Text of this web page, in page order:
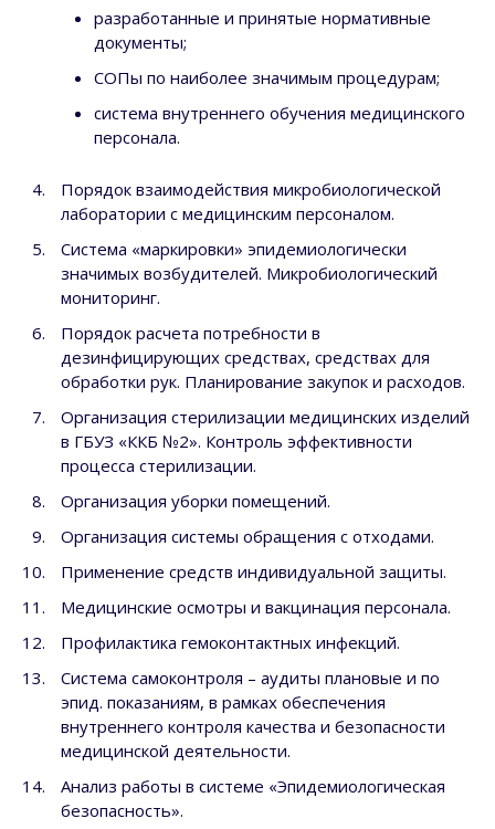
разработанные и принятые нормативные
документы;
СОПы по наиболее значимым процедурам;
система внутреннего обучения медицинского
персонала.
Порядок взаимодействия микробиологической
лаборатории с медицинским персоналом.
Система «маркировки» эпидемиологически
значимых возбудителей. Микробиологический
мониторинг.
Порядок расчета потребности в
дезинфицирующих средствах, средствах для
обработки рук. Планирование закупок и расходов.
Организация стерилизации медицинских изделий
в ГБУЗ «ККБ №2». Контроль эффективности
процесса стерилизации.
Организация уборки помещений.
Организация системы обращения с отходами.
Применение средств индивидуальной защиты.
Медицинские осмотры и вакцинация персонала.
Профилактика гемоконтактных инфекций.
Система самоконтроля – аудиты плановые и по
эпид. показаниям, в рамках обеспечения
внутреннего контроля качества и безопасности
медицинской деятельности.
Анализ работы в системе «Эпидемиологическая
безопасность».